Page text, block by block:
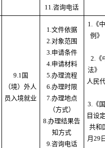
11.咨询电话
9.1国
（境）外人
员入境就业
1.文件依据
2.对象范围
3.申请条件
4.申请材料
5.办理流程
6.办理时限
7.办理地点
（方式）
8.办理结果告
知方式
9.咨询电话
1.《
例》
2.《
法》
人民
3.《
目设
共和
月29